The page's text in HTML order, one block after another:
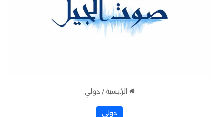
الرئيسية / دولي
دولي